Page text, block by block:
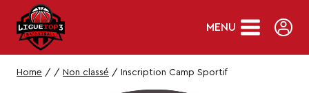
content
MENU
Home / / Non classé / Inscription Camp Sportif